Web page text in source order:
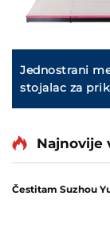
Jednostrani
stojalac za
za prikaz u
YD-S003
Najnovije
Čestitam Suzhou